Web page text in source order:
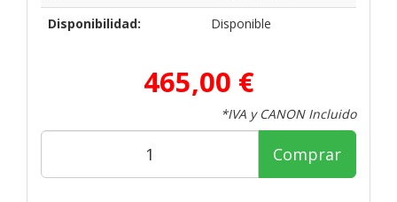
Disponibilidad:
Disponible
465,00 €
*IVA y CANON Incluido
Comprar